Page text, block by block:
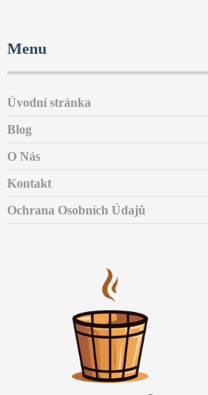
Menu
Úvodní stránka
Blog
O Nás
Kontakt
Ochrana Osobních Údajů